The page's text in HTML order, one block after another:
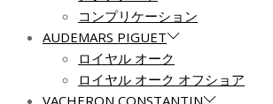
コンプリケーション
AUDEMARS PIGUET
ロイヤル オーク
ロイヤル オーク オフショア
VACHERON CONSTANTIN